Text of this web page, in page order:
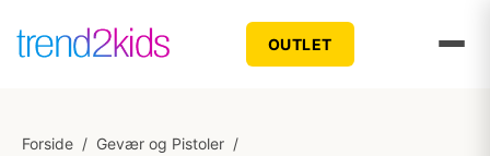
OUTLET
Forside / Gevær og Pistoler /